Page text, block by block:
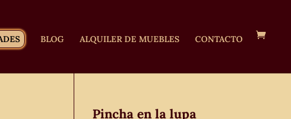
BLOG ALQUILER DE MUEBLES CONTACTO
Pincha en la lupa